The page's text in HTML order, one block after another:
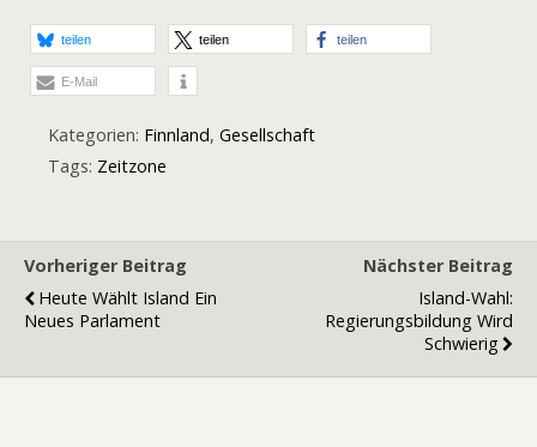
teilen teilen teilen
E-Mail
Kategorien: Finnland, Gesellschaft
Tags: Zeitzone
Vorheriger Beitrag
Heute Wählt Island Ein
Neues Parlament
Nächster Beitrag
Island-Wahl:
Regierungsbildung Wird
Schwierig